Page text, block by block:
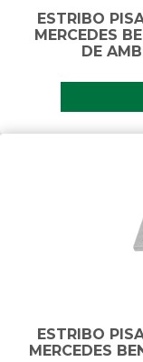
ESTRIBO
MERCEDES
DE
ESTRIBO
MERCEDES